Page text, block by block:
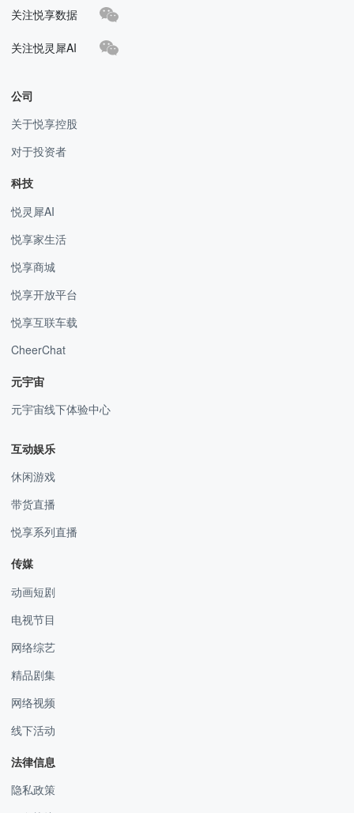
关注悦享数据
关注悦灵犀AI
公司
关于悦享控股
对于投资者
科技
悦灵犀AI
悦享家生活
悦享商城
悦享开放平台
悦享互联车载
CheerChat
元宇宙
元宇宙线下体验中心
互动娱乐
休闲游戏
带货直播
悦享系列直播
传媒
动画短剧
电视节目
网络综艺
精品剧集
网络视频
线下活动
法律信息
隐私政策